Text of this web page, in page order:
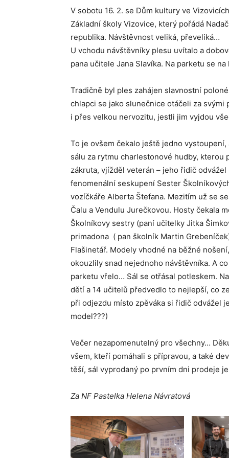
V sobotu 16. 2. se Dům kultury ve
Základní školy Vizovice, který pořádá
republika. Návštěvnost veliká, převeliká…
U vchodu návštěvníky plesu uvítalo a
pana učitele Jana Slavíka. Na parketu se
Tradičně byl ples zahájen slavnostní
chlapci se jako slunečnice otáčeli za
i přes velkou nervozitu, jestli jim vyjdou
To je ovšem čekalo ještě jedno
sálu za rytmu charlestonové hudby,
zákruta, vjížděl veterán – jeho řidič
fenomenální seskupení Sester
vozíčkáře Alberta Štefana. Mezitím už se
Čalu a Vendulu Jurečkovou. Hosty čekala
Školníkovy sestry (paní učitelky Jitka
primadona ( pan školník Martin
Flašinetář. Modely vhodné na běžné
okouzlily snad nejednoho návštěvníka. A
parketu vřelo… Sál se otřásal potleskem.
dětí a 14 učitelů předvedlo to nejlepší, co
při odjezdu místo zpěváka si řidič odvážel
model???)
Večer nezapomenutelný pro všechny…
všem, kteří pomáhali s přípravou, a také
těší, sál vyprodaný po prvním dni prodeje
Za NF Pastelka Helena Návratová